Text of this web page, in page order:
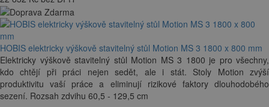
HOBIS elektricky výškově stavitelný stůl Motion MS 3 1800 x 800 mm
Elektricky výškově stavitelný stůl Motion MS 3 1800 je pro všechny,
kdo chtějí při práci nejen sedět, ale i stát. Stoly Motion zvýší
produktivitu vaší práce a eliminují rizikové faktory dlouhodobého
sezení. Rozsah zdvihu 60,5 - 129,5 cm